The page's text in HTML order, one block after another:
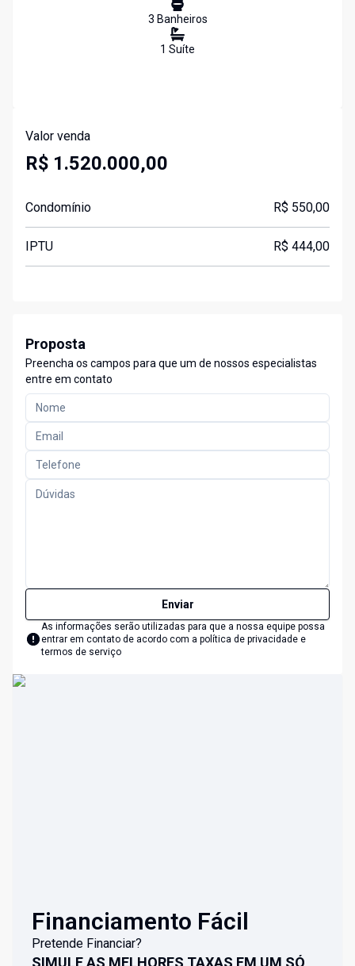
3 Banheiros
1 Suíte
Valor venda
R$ 1.520.000,00
Condomínio R$ 550,00
IPTU R$ 444,00
Proposta
Preencha os campos para que um de nossos especialistas
entre em contato
Enviar
As informações serão utilizadas para que a nossa equipe possa
entrar em contato de acordo com a política de privacidade e
termos de serviço
Financiamento Fácil
Pretende Financiar?